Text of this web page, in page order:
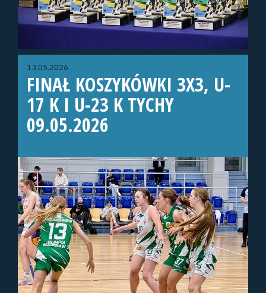
13.05.2026
FINAŁ KOSZYKÓWKI 3X3, U-
17 K I U-23 K TYCHY
09.05.2026